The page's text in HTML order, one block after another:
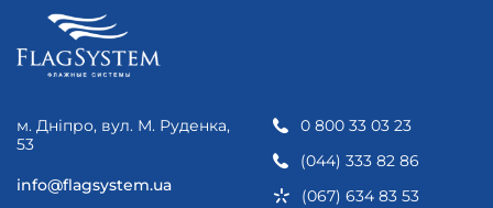
м. Дніпро, вул. М. Руденка,
53
info@flagsystem.ua
0 800 33 03 23
(044) 333 82 86
(067) 634 83 53